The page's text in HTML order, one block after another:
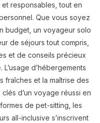
responsables, tout en
Que vous soyez
budget, un voyageur solo
de séjours tout compris,
et de conseils précieux
d’hébergements
fraîches et la maîtrise des
d’un voyage réussi en
de pet-sitting, les
all-inclusive s’inscrivent